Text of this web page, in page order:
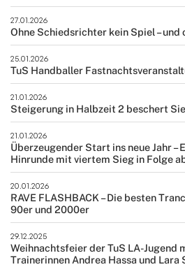
27.01.2026
Ohne Schiedsrichter kein Spiel – und
25.01.2026
TuS Handballer
21.01.2026
Steigerung in Halbzeit 2 beschert
21.01.2026
Überzeugender Start ins neue Jahr
Hinrunde mit viertem Sieg in Folge
20.01.2026
RAVE FLASHBACK – Die besten
90er und 2000er
29.12.2025
Weihnachtsfeier der TuS LA-Jugend
Trainerinnen Andrea Hassa und Lara